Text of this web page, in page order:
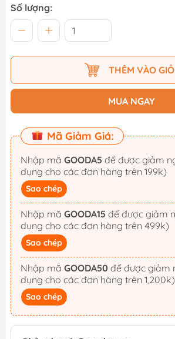
Số lượng:
THÊM VÀO GIỎ
MUA NGAY
Mã Giảm Giá:
Nhập mã GOODA5
dụng cho các đơn hàng trên 199k)
Sao chép
Nhập mã GOODA15
dụng cho các đơn hàng trên 499k)
Sao chép
Nhập mã GOODA50
dụng cho các đơn hàng trên 1,200k)
Sao chép